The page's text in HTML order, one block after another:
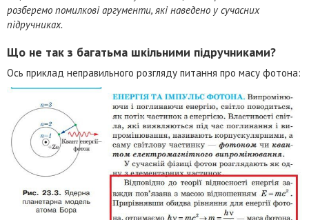
розберемо помилкові аргументи, які наведено у сучасних
підручниках.
Що не так з багатьма шкільними підручниками?
Ось приклад неправильного розгляду питання про масу фотона: